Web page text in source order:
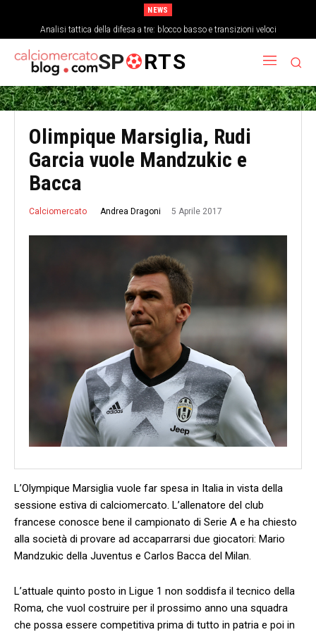
NEWS
Analisi tattica della difesa a tre: blocco basso e transizioni veloci
SP RTS
Olimpique Marsiglia, Rudi
Garcia vuole Mandzukic e
Bacca
Calciomercato Andrea Dragoni 5 Aprile 2017
L’Olympique Marsiglia vuole far spesa in Italia in vista della
sessione estiva di calciomercato. L’allenatore del club
francese conosce bene il campionato di Serie A e ha chiesto
alla società di provare ad accaparrarsi due giocatori: Mario
Mandzukic della Juventus e Carlos Bacca del Milan.
L’attuale quinto posto in Ligue 1 non soddisfa il tecnico della
Roma, che vuol costruire per il prossimo anno una squadra
che possa essere competitiva prima di tutto in patria e poi in